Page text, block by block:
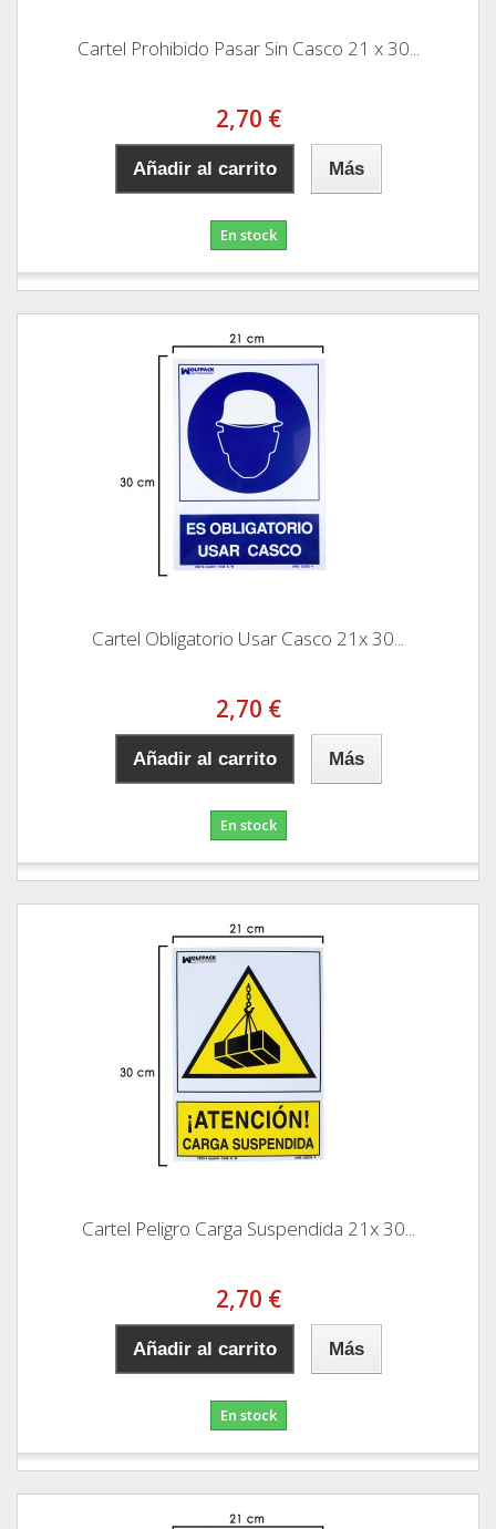
Cartel Prohibido Pasar Sin Casco 21 x 30...
2,70 €
Añadir al carrito Más
En stock
Cartel Obligatorio Usar Casco 21x 30...
2,70 €
Añadir al carrito Más
En stock
Cartel Peligro Carga Suspendida 21x 30...
2,70 €
Añadir al carrito Más
En stock